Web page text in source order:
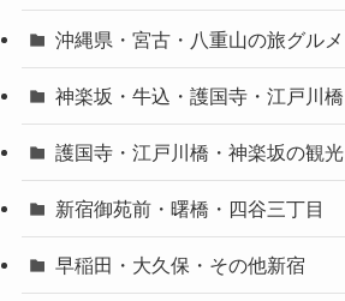
沖縄県・宮古・八重山の旅グルメ
神楽坂・牛込・護国寺・江戸川橋
護国寺・江戸川橋・神楽坂の観光
新宿御苑前・曙橋・四谷三丁目
早稲田・大久保・その他新宿